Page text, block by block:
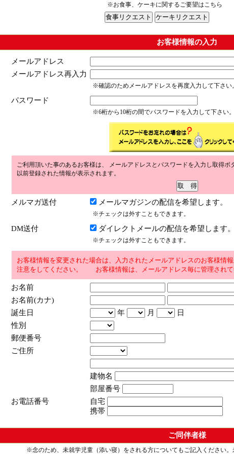
※お食事、ケーキに関するご要望はこちら
お客様情報の入力
メールアドレス
メールアドレス再入力
※確認のためメールアドレスを再度入力して下さい。
パスワード
※6桁から10桁の間でパスワードを入力して下さい。
ご利用頂いた事のあるお客様は、 メールアドレスとパスワードを入力し取得ボ
以前登録された情報が表示されます。
メルマガ送付 メールマガジンの配信を希望します。
※チェックは外すこともできます。
DM送付 ダイレクトメールの配信を希望します。
※チェックは外すこともできます。
お客様情報を変更された場合は、入力されたメールアドレスのお客様情報
注意をしてください。 お客様情報は、メールアドレス毎に管理されて
お名前
お名前(カナ)
誕生日
年 月
日
性別
郵便番号
ご住所
建物名
部屋番号
お電話番号
自宅
携帯
ご同伴者様
※念のため、未就学児童（添い寝）をされる方についてもご記入ください。